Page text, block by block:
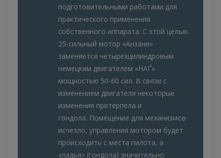
подготовительными работами для
практического применения
собственного аппарата. С этой целью
25-сильный мотор «Анзани»
заменяется четырехцилиндровым
немецким двигателем «НАҐ»
мощностью 50-60 сил. В связи с
изменением двигателя некоторые
изменения претерпела и
гондола. Помещение для механизмов
исчезло, управления мотором будет
происходить с места пилота, а
«ладья» (гондола) значительно